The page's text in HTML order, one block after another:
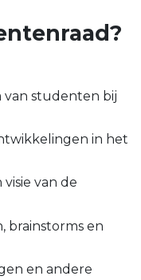
studenten bij
in het
van de
brainstorms en
en andere